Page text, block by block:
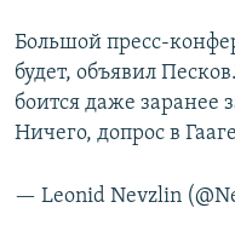
Большой пресс-
будет, объявил
боится даже заранее
Ничего, допрос в
— Leonid Nevzlin